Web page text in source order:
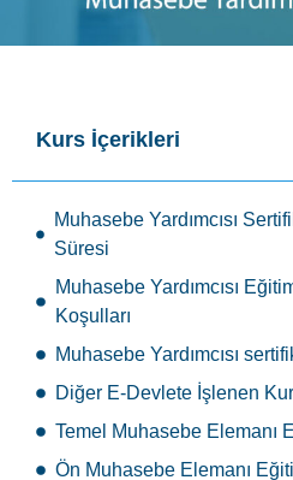
Kurs İçerikleri
Muhasebe Yardımcısı
Süresi
Muhasebe Yardımcısı
Koşulları
Muhasebe Yardımcısı
Diğer E-Devlete İşlenen
Temel Muhasebe Elemanı
Ön Muhasebe Elemanı